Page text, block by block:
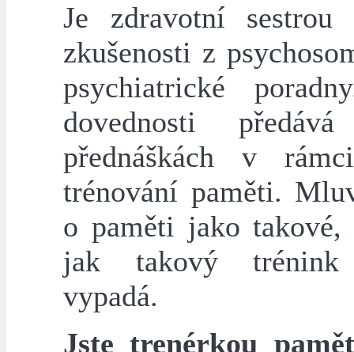
Je zdravotní
zkušenosti z
psychiatrické
dovednosti
přednáškách v
trénování paměti.
o paměti jako
jak takový trénink
vypadá.
Jste trenérkou